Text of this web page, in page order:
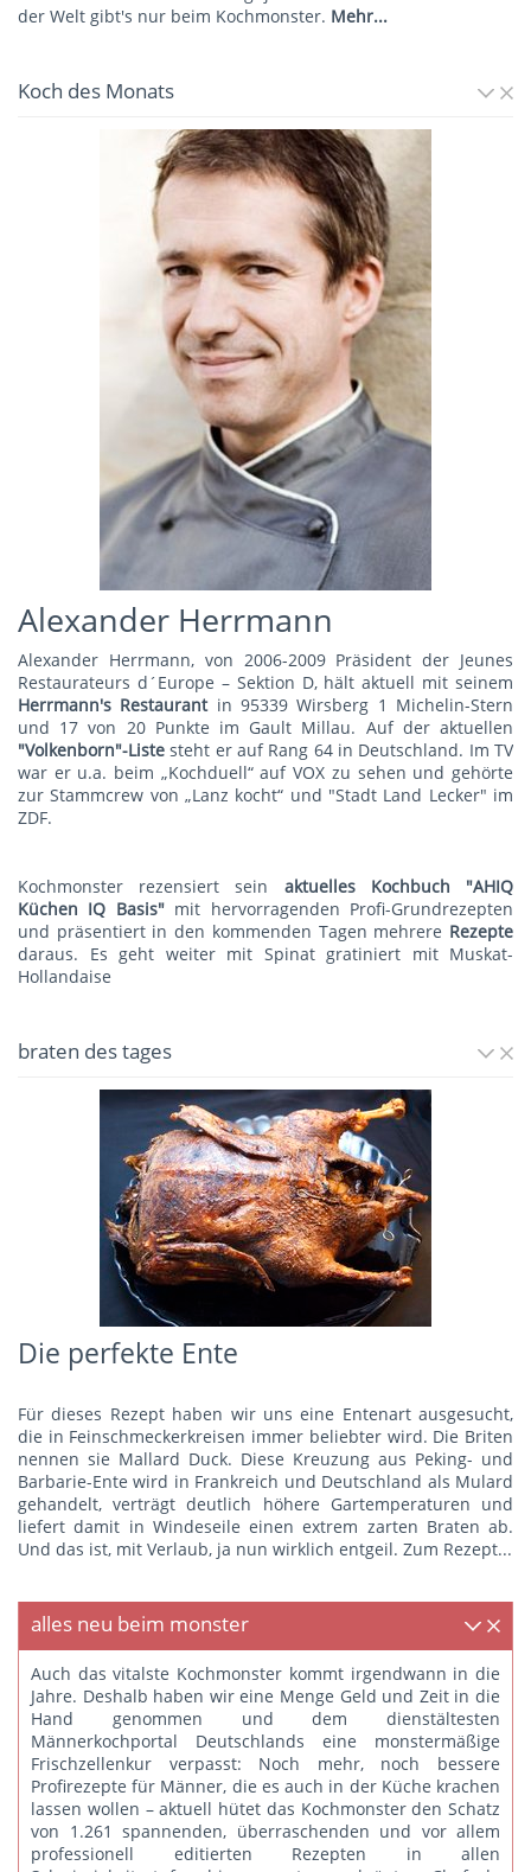
der Welt gibt's nur beim Kochmonster. Mehr...
Koch des Monats
Alexander Herrmann
Alexander Herrmann, von 2006-2009 Präsident der Jeunes
Restaurateurs d´Europe – Sektion D, hält aktuell mit seinem
Herrmann's Restaurant in 95339 Wirsberg 1 Michelin-Stern
und 17 von 20 Punkte im Gault Millau. Auf der aktuellen
"Volkenborn"-Liste steht er auf Rang 64 in Deutschland. Im TV
war er u.a. beim „Kochduell“ auf VOX zu sehen und gehörte
zur Stammcrew von „Lanz kocht“ und "Stadt Land Lecker" im
ZDF.
Kochmonster rezensiert sein aktuelles Kochbuch "AHIQ
Küchen IQ Basis" mit hervorragenden Profi-Grundrezepten
und präsentiert in den kommenden Tagen mehrere Rezepte
daraus. Es geht weiter mit Spinat gratiniert mit Muskat-
Hollandaise
braten des tages
Die perfekte Ente
Für dieses Rezept haben wir uns eine Entenart ausgesucht,
die in Feinschmeckerkreisen immer beliebter wird. Die Briten
nennen sie Mallard Duck. Diese Kreuzung aus Peking- und
Barbarie-Ente wird in Frankreich und Deutschland als Mulard
gehandelt, verträgt deutlich höhere Gartemperaturen und
liefert damit in Windeseile einen extrem zarten Braten ab.
Und das ist, mit Verlaub, ja nun wirklich entgeil. Zum Rezept...
alles neu beim monster
Auch das vitalste Kochmonster kommt irgendwann in die
Jahre. Deshalb haben wir eine Menge Geld und Zeit in die
Hand genommen und dem dienstältesten
Männerkochportal Deutschlands eine monstermäßige
Frischzellenkur verpasst: Noch mehr, noch bessere
Profirezepte für Männer, die es auch in der Küche krachen
lassen wollen – aktuell hütet das Kochmonster den Schatz
von 1.261 spannenden, überraschenden und vor allem
professionell editierten Rezepten in allen